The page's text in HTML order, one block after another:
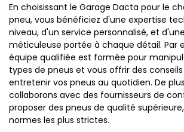
En choisissant le Garage Dacta pour le
pneu, vous bénéficiez d'une expertise
niveau, d'un service personnalisé, et
méticuleuse portée à chaque détail. Par
équipe qualifiée est formée pour
types de pneus et vous offrir des
entretenir vos pneus au quotidien. De
collaborons avec des fournisseurs de
proposer des pneus de qualité
normes les plus strictes.